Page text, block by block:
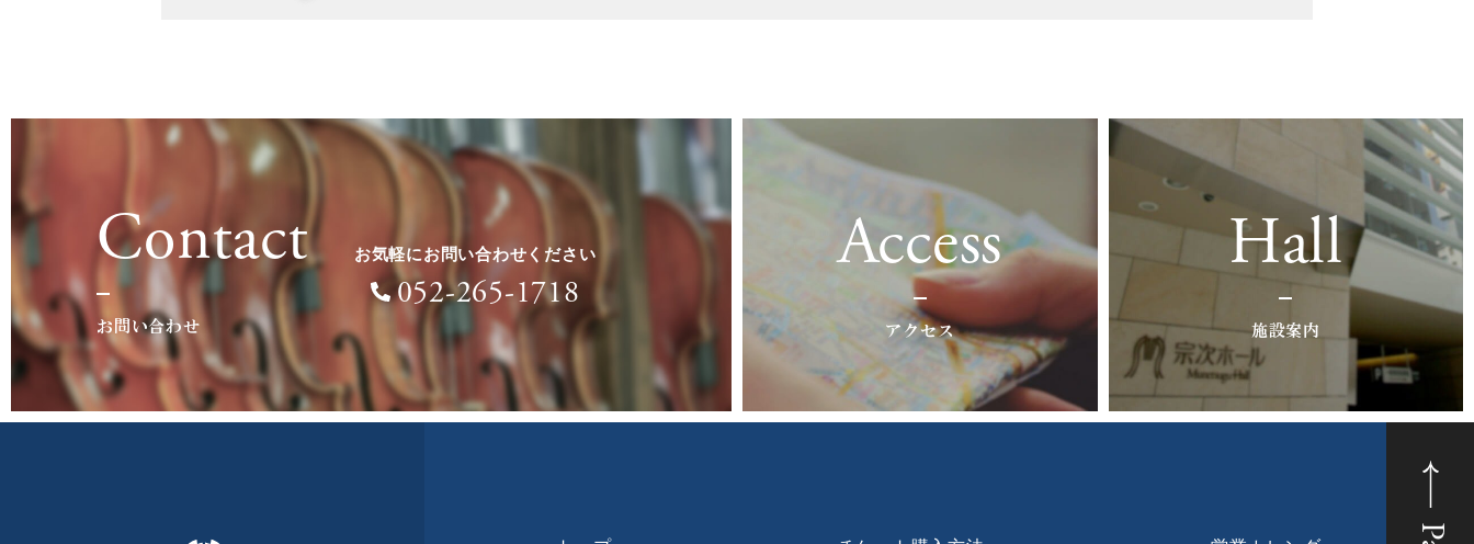
Contact
お問い合わせ
お気軽にお問い合わせください
052-265-1718
Access
アクセス
Hall
施設案内